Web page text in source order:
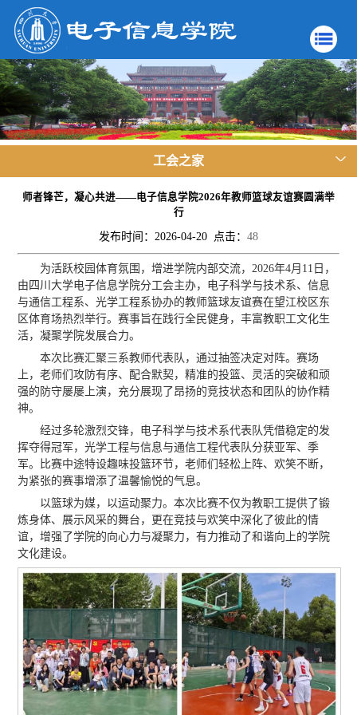
工会之家
师者锋芒，凝心共进——电子信息学院2026年教师篮球友谊赛圆满举
行
发布时间：2026-04-20 点击： 48
为活跃校园体育氛围，增进学院内部交流，2026年4月11日，
由四川大学电子信息学院分工会主办，电子科学与技术系、信息
与通信工程系、光学工程系协办的教师篮球友谊赛在望江校区东
区体育场热烈举行。赛事旨在践行全民健身，丰富教职工文化生
活，凝聚学院发展合力。
本次比赛汇聚三系教师代表队，通过抽签决定对阵。赛场
上，老师们攻防有序、配合默契，精准的投篮、灵活的突破和顽
强的防守屡屡上演，充分展现了昂扬的竞技状态和团队的协作精
神。
经过多轮激烈交锋，电子科学与技术系代表队凭借稳定的发
挥夺得冠军，光学工程与信息与通信工程代表队分获亚军、季
军。比赛中途特设趣味投篮环节，老师们轻松上阵、欢笑不断，
为紧张的赛事增添了温馨愉悦的气息。
以篮球为媒，以运动聚力。本次比赛不仅为教职工提供了锻
炼身体、展示风采的舞台，更在竞技与欢笑中深化了彼此的情
谊，增强了学院的向心力与凝聚力，有力推动了和谐向上的学院
文化建设。